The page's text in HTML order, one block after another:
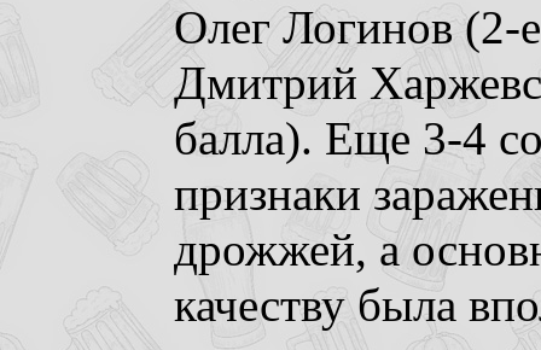
Олег Логинов (2-
Дмитрий
балла). Еще 3-4
признаки
дрожжей, а
качеству была